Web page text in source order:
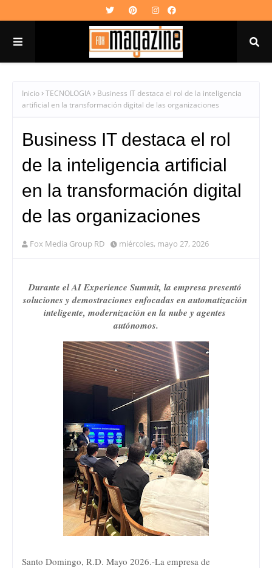
Inicio TECNOLOGIA
Business IT destaca el rol de la inteligencia
artificial en la transformación digital de las organizaciones
Business IT destaca el rol
de la inteligencia artificial
en la transformación digital
de las organizaciones
Fox Media Group RD miércoles, mayo 27, 2026
Durante el AI Experience Summit, la empresa presentó
soluciones y demostraciones enfocadas en automatización
inteligente, modernización en la nube y agentes
autónomos.
Santo Domingo, R.D. Mayo 2026.-La empresa de